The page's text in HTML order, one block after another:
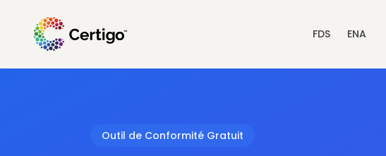
FDS ENA
Outil de Conformité Gratuit